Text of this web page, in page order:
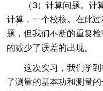
（3）计算问题。
计算，一个校核。在此
题，但我们不断的重复
的减少了误差的出现。
这次实习，我们学
了测量的基本功和测量